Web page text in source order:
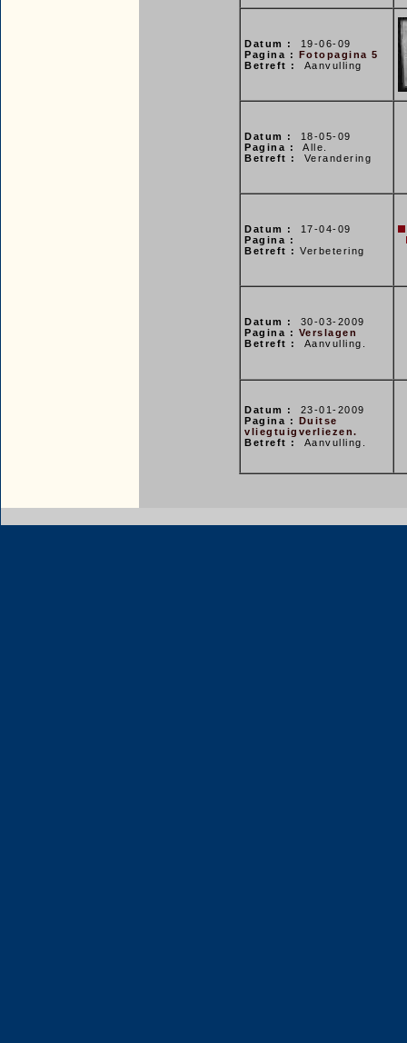
Datum :
19-06-09
Pagina : Fotopagina 5
Betreft : Aanvulling
Datum :
18-05-09
Pagina : Alle.
Betreft : Verandering
Datum :
17-04-09
Pagina :
Betreft : Verbetering
Datum :
30-03-2009
Pagina : Verslagen
Betreft : Aanvulling.
Datum :
23-01-2009
Pagina : Duitse
vliegtuigverliezen.
Betreft : Aanvulling.